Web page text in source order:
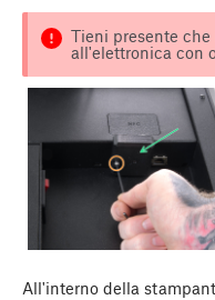
Tieni presente
all'elettronica con
All'interno della